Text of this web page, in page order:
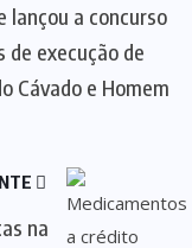
lançou a concurso
de execução de
Cávado e Homem
na